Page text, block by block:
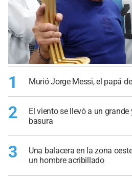
1 Murió Jorge Messi, el papá
2
El viento se llevó a un
basura
3
Una balacera en la zona
un hombre acribillado